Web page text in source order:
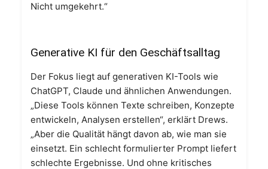
Nicht umgekehrt.“
Generative KI für den Geschäftsalltag
Der Fokus liegt auf generativen KI-Tools wie
ChatGPT, Claude und ähnlichen Anwendungen.
„Diese Tools können Texte schreiben, Konzepte
entwickeln, Analysen erstellen“, erklärt Drews.
„Aber die Qualität hängt davon ab, wie man sie
einsetzt. Ein schlecht formulierter Prompt liefert
schlechte Ergebnisse. Und ohne kritisches